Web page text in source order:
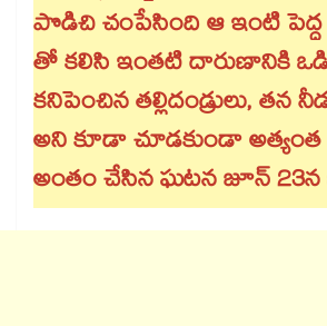
పొడిచి చంపేసింది ఆ ఇంటి పెద్ద
తో కలిసి ఇంతటి దారుణానికి
కనిపెంచిన తల్లిదండ్రులు, తన
అని కూడా చూడకుండా అత్యంత
అంతం చేసిన ఘటన జూన్ 23న